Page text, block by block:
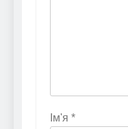
Ім'я *